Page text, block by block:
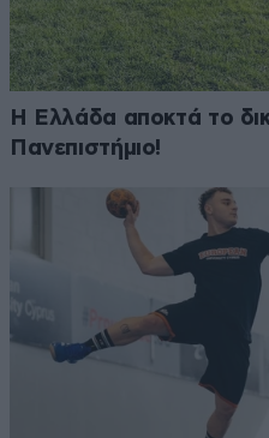
Η Ελλάδα αποκτά το
Πανεπιστήμιο!